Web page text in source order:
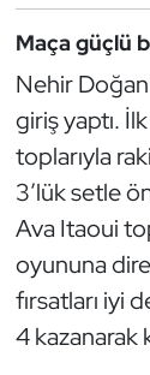
Maça güçlü
Nehir Doğan
giriş yaptı.
toplarıyla
3’lük setle
Ava Itaoui
oyununa
fırsatları iyi
4 kazanarak
İşitme
Judo ve
Kano
Karate
Kempo